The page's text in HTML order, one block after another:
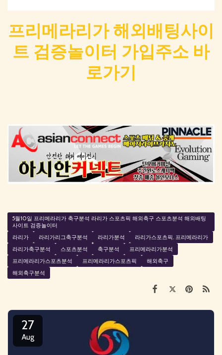
프리메라리가 해외배팅사이
트 검증놀이터 가입주소 바
로가기
5월10일 프리메라리가 축구분석 라리가 스포츠픽 해외축구 스포츠분석 해외배팅
사이트 검증놀이터
라리가
라리가리그축구분석 라리가분석
라리가스포츠픽. 프리메라리가
라리가축구분석
스포츠분석 축구분석
프리메라리가분석
프리메라리가스포츠분석
프리메라리가스포츠픽
해외축구
해외축구분석
27
Aug